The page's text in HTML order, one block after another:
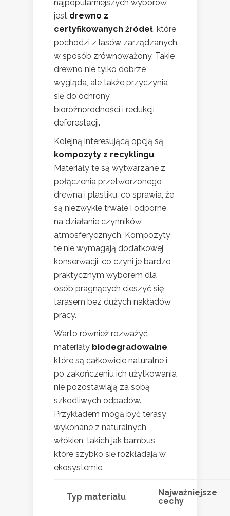
najpopularniejszych wyborów
jest drewno z
certyfikowanych źródeł, które
pochodzi z lasów zarządzanych
w sposób zrównoważony. Takie
drewno nie tylko dobrze
wygląda, ale także przyczynia
się do ochrony
bioróżnorodności i redukcji
deforestacji.
Kolejną interesującą opcją są
kompozyty z recyklingu.
Materiały te są wytwarzane z
połączenia przetworzonego
drewna i plastiku, co sprawia, że
są niezwykle trwałe i odporne
na działanie czynników
atmosferycznych. Kompozyty
te nie wymagają dodatkowej
konserwacji, co czyni je bardzo
praktycznym wyborem dla
osób pragnących cieszyć się
tarasem bez dużych nakładów
pracy.
Warto również rozważyć
materiały biodegradowalne,
które są całkowicie naturalne i
po zakończeniu ich użytkowania
nie pozostawiają za sobą
szkodliwych odpadów.
Przykładem mogą być terasy
wykonane z naturalnych
włókien, takich jak bambus,
które szybko się rozkładają w
ekosystemie.
Typ materiału
Najważniejsze
cechy